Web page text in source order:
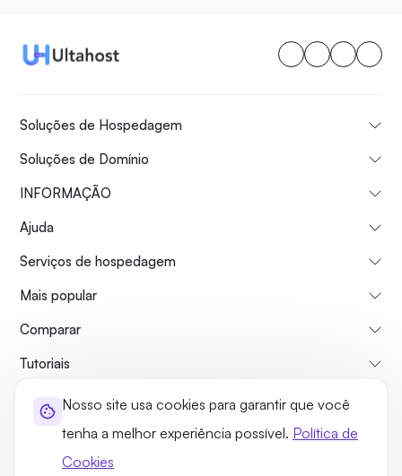
Nosso site usa cookies para garantir que você
tenha a melhor experiência possível. Política de
Cookies
Soluções de Hospedagem
Soluções de Domínio
INFORMAÇÃO
Ajuda
Serviços de hospedagem
Mais popular
Comparar
Tutoriais
Sobre nós
Política de PrivacidadeJurídicoMapa do site